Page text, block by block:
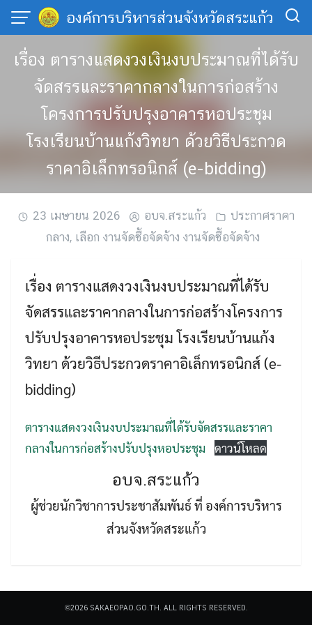
Skip
content
องค์การบริหารส่วนจังหวัดสระแก้ว
Search
เรื่อง ตารางแสดงวงเงินงบประมาณที่ได้รับ
จัดสรรและราคากลางในการก่อสร้าง
โครงการปรับปรุงอาคารหอประชุม
โรงเรียนบ้านแก้งวิทยา ด้วยวิธีประกวด
ราคาอิเล็กทรอนิกส์ (e-bidding)
23 เมษายน 2026 อบจ.สระแก้ว
ประกาศราคา
กลาง, เลือก งานจัดซื้อจัดจ้าง งานจัดซื้อจัดจ้าง
เรื่อง ตารางแสดงวงเงินงบประมาณที่ได้รับ
จัดสรรและราคากลางในการก่อสร้างโครงการ
ปรับปรุงอาคารหอประชุม โรงเรียนบ้านแก้ง
วิทยา ด้วยวิธีประกวดราคาอิเล็กทรอนิกส์ (e-
bidding)
ตารางแสดงวงเงินงบประมาณที่ได้รับจัดสรรและราคา
กลางในการก่อสร้างปรับปรุงหอประชุม
ดาวน์โหลด
อบจ.สระแก้ว
ผู้ช่วยนักวิชาการประชาสัมพันธ์ ที่ องค์การบริหาร
ส่วนจังหวัดสระแก้ว
©2026 SAKAEOPAO.GO.TH. ALL RIGHTS RESERVED.